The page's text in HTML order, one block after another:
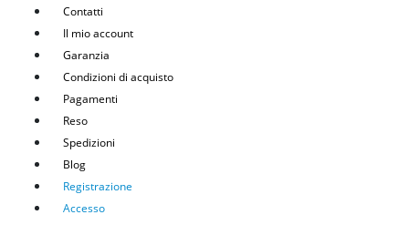
Contatti
Il mio account
Garanzia
Condizioni di acquisto
Pagamenti
Reso
Spedizioni
Blog
Registrazione
Accesso